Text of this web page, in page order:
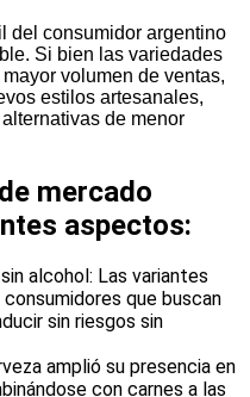
del consumidor argentino
Si bien las variedades
volumen de ventas,
estilos artesanales,
de menor
mercado
aspectos:
alcohol: Las variantes
que buscan
sin riesgos sin
amplió su presencia en
con carnes a las